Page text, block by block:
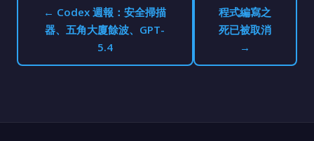
← Codex 週報：安全掃描
器、五角大廈餘波、GPT-
5.4
程式編寫之
死已被取消
→